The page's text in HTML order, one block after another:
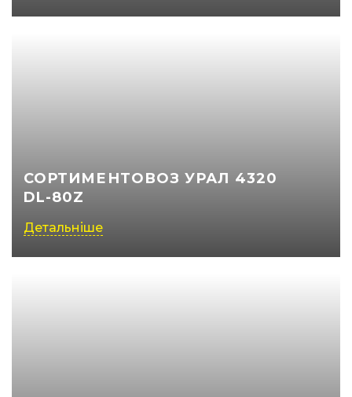
СОРТИМЕНТОВОЗ УРАЛ 4320
DL-80Z
Детальніше